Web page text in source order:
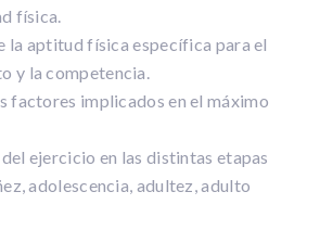
física.
la aptitud física específica para el
y la competencia.
factores implicados en el máximo
ejercicio en las distintas etapas
adolescencia, adultez, adulto